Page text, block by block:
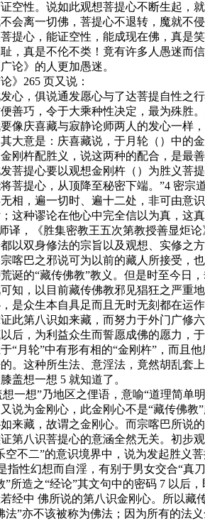
证空性。说如此观想菩提心不断生起
会离一切佛，菩提心不退转，魔就不
提心，能证空性，能成现在佛，真是
，真是不伦不类！竟有许多人愚迷而
》的人更加愚迷。
265 页又说：
，俱说通发愿心与了达菩提自性之行
善巧，令于大乘种性决定，最为殊胜
庆喜藏与寂静论师两人的发心一样，
大意是：庆喜藏说，于月轮（）中的
刚杵配胜义，说这两种的配合，是最
菩提心要以观想金刚杵（）为胜义菩
菩提心，从顶降至秘密下端。”4 密宗
相，遍一切时、遍十二处，非可由意
这种谬论在他心中完全信以为真，这
，《胜集密教王五次第教授善显炬论
双身修法的宗旨以及观想、实修之方
喀巴之邪说可为以前的藏人所接受，
诞的“藏传佛教”教义。但是时至今日
知，以目前藏传佛教邪见猖狂之严重
众生本自具足而且无时无刻都在运作
此第八识如来藏，而努力于外门广修
，为利益众生而誓愿成佛的愿力，于
“月轮”中有形有相的“金刚杵”，而且
。这种所生法、意淫法，竟然胡乱套
盖想一想 5 就知道了。
想”乃地区之俚语，意喻“道理简单明
为金刚心，此金刚心不是“藏传佛教”
来藏，故谓之金刚心。而宗喀巴所说
第八识菩提心的意涵全然无关。初步
空不二”的意识境界中，说为发起胜义
性幻想而自淫，有别于男女交合“真刀
造之“经论”其文句中的密码 7 以后
经中 佛所说的第八识金刚心。所以
法”亦不该被称为佛法；因为所有的法